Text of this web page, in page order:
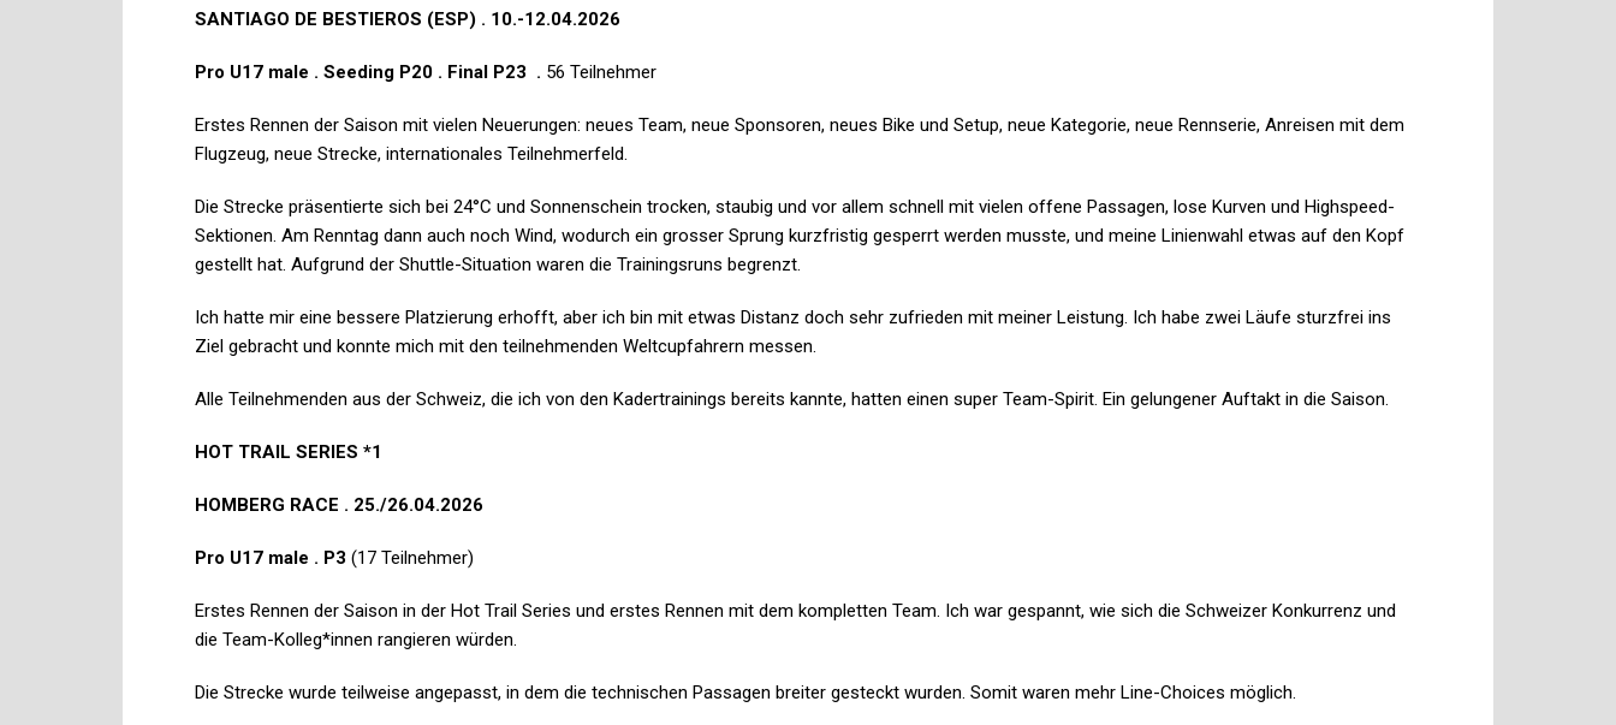
SANTIAGO DE BESTIEROS (ESP) . 10.-12.04.2026
Pro U17 male . Seeding P20 . Final P23 . 56 Teilnehmer
Erstes Rennen der Saison mit vielen Neuerungen: neues Team, neue Sponsoren, neues Bike und Setup, neue Kategorie, neue Rennserie, Anreisen mit dem
Flugzeug, neue Strecke, internationales Teilnehmerfeld.
Die Strecke präsentierte sich bei 24°C und Sonnenschein trocken, staubig und vor allem schnell mit vielen offene Passagen, lose Kurven und Highspeed-
Sektionen. Am Renntag dann auch noch Wind, wodurch ein grosser Sprung kurzfristig gesperrt werden musste, und meine Linienwahl etwas auf den Kopf
gestellt hat. Aufgrund der Shuttle-Situation waren die Trainingsruns begrenzt.
Ich hatte mir eine bessere Platzierung erhofft, aber ich bin mit etwas Distanz doch sehr zufrieden mit meiner Leistung. Ich habe zwei Läufe sturzfrei ins
Ziel gebracht und konnte mich mit den teilnehmenden Weltcupfahrern messen.
Alle Teilnehmenden aus der Schweiz, die ich von den Kadertrainings bereits kannte, hatten einen super Team-Spirit. Ein gelungener Auftakt in die Saison.
HOT TRAIL SERIES *1
HOMBERG RACE . 25./26.04.2026
Pro U17 male . P3 (17 Teilnehmer)
Erstes Rennen der Saison in der Hot Trail Series und erstes Rennen mit dem kompletten Team. Ich war gespannt, wie sich die Schweizer Konkurrenz und
die Team-Kolleg*innen rangieren würden.
Die Strecke wurde teilweise angepasst, in dem die technischen Passagen breiter gesteckt wurden. Somit waren mehr Line-Choices möglich.